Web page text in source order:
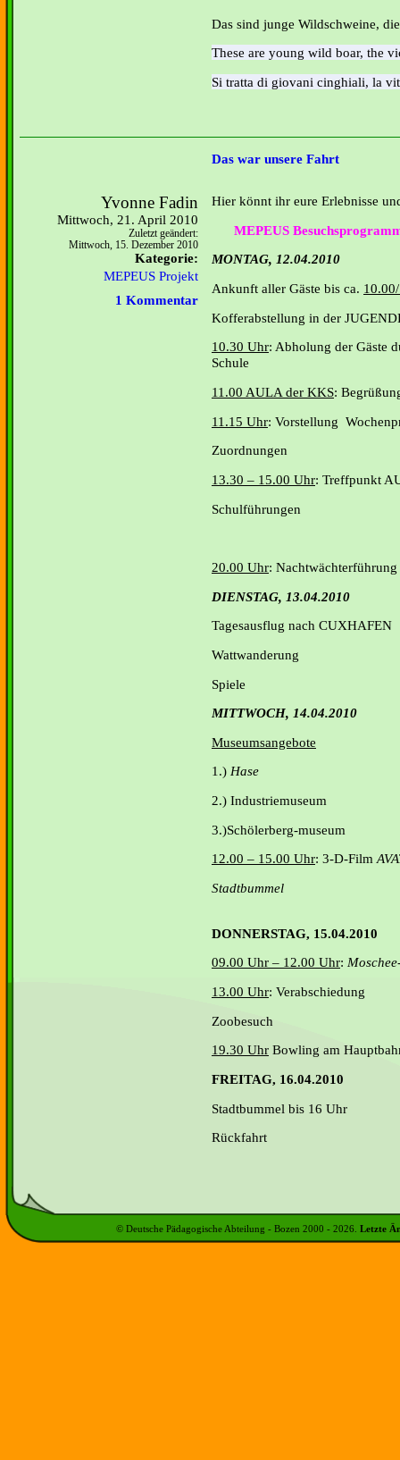
Das sind junge Wildschweine,
These are young wild boar, the
Si tratta di giovani cinghiali, la
Das war unsere Fahrt
Yvonne Fadin
Mittwoch, 21. April 2010
Zuletzt geändert:
Mittwoch, 15. Dezember 2010
Kategorie:
MEPEUS Projekt
1 Kommentar
Hier könnt ihr eure Erlebnisse
MEPEUS
MONTAG, 12.04.2010
Ankunft aller Gäste bis ca.
Kofferabstellung in der
10.30 Uhr: Abholung der Gäste
Schule
11.00 AULA der KKS:
11.15 Uhr: Vorstellung
Zuordnungen
13.30 – 15.00 Uhr: Treffpunkt
Schulführungen
20.00 Uhr: Nachtwächterführung
DIENSTAG, 13.04.2010
Tagesausflug nach CUXHAFEN
Wattwanderung
Spiele
MITTWOCH, 14.04.2010
Museumsangebote
1.) Hase
2.) Industriemuseum
3.)Schölerberg-museum
12.00 – 15.00 Uhr: 3-D-Film
Stadtbummel
DONNERSTAG, 15.04.2010
09.00 Uhr – 12.00 Uhr:
13.00 Uhr: Verabschiedung
Zoobesuch
19.30 Uhr Bowling am
FREITAG, 16.04.2010
Stadtbummel bis 16 Uhr
Rückfahrt
© Deutsche Pädagogische Abteilung - Bozen 2000 - 2026 Letzte